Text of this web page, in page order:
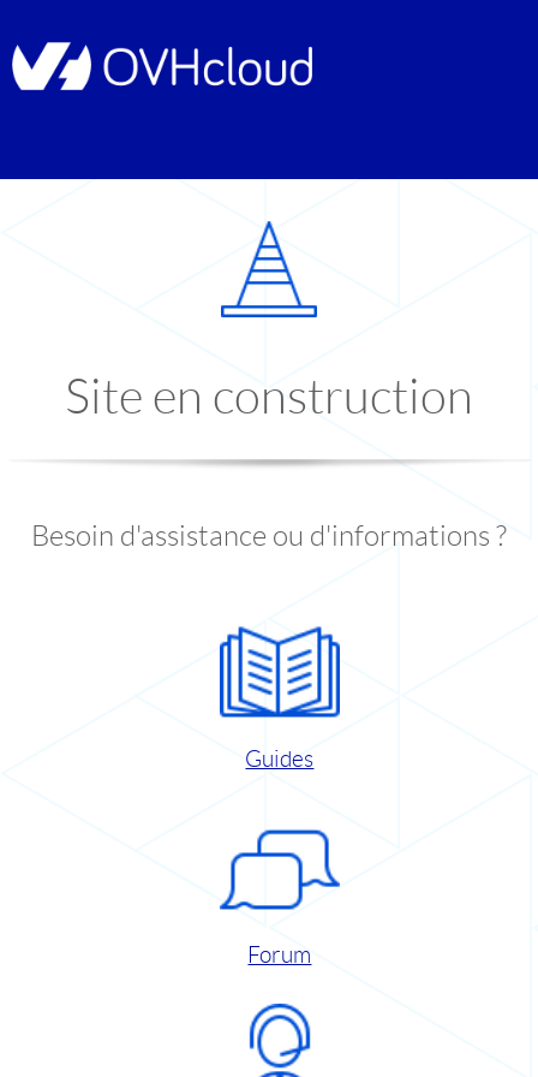
Site en construction
Besoin d'assistance ou d'informations ?
Guides
Forum